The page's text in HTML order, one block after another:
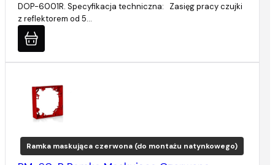
DOP-6001R. Specyfikacja techniczna: Zasięg pracy czujki
z reflektorem od 5…
Ramka maskująca czerwona (do montażu natynkowego)